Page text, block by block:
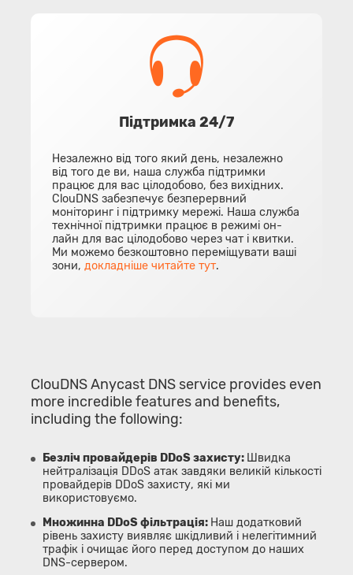
Підтримка 24/7
Незалежно від того який день, незалежно
від того де ви, наша служба підтримки
працює для вас цілодобово, без вихідних.
ClouDNS забезпечує безперервний
моніторинг і підтримку мережі. Наша служба
технічної підтримки працює в режимі он-
лайн для вас цілодобово через чат і квитки.
Ми можемо безкоштовно переміщувати ваші
зони, докладніше читайте тут.
ClouDNS Anycast DNS service provides even
more incredible features and benefits,
including the following:
Безліч провайдерів DDoS захисту: Швидка
нейтралізація DDoS атак завдяки великій кількості
провайдерів DDoS захисту, які ми
використовуємо.
Множинна DDoS фільтрація: Наш додатковий
рівень захисту виявляє шкідливий і нелегітимний
трафік і очищає його перед доступом до наших
DNS-сервером.